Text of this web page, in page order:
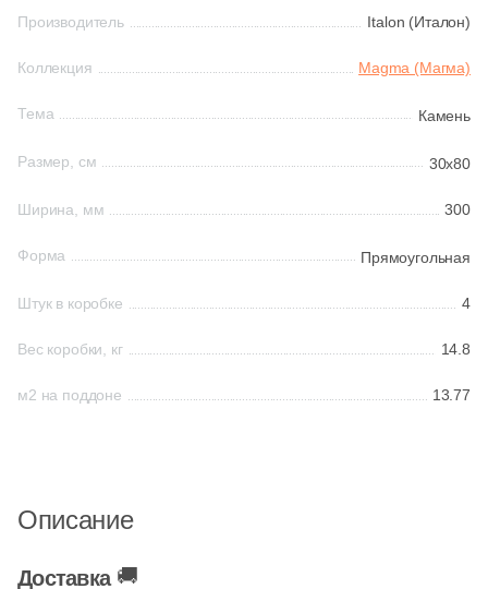
Индия
Форма
Квадратная
Exagres (5)
Fabresa (
Factoria (
Gayafores (10)
Geotiles (8 )
Glazurker (9)
Goldencer (2)
Gracia Ceramica (
Производитель Italon (Италон)
Коллекция Magma (Магма)
Тема Камень
Размер, см 30x80
Ширина, мм 300
Форма Прямоугольная
Штук в коробке 4
Вес коробки, кг 14.8
м2 на поддоне 13.77
Описание
Доставка 🚚